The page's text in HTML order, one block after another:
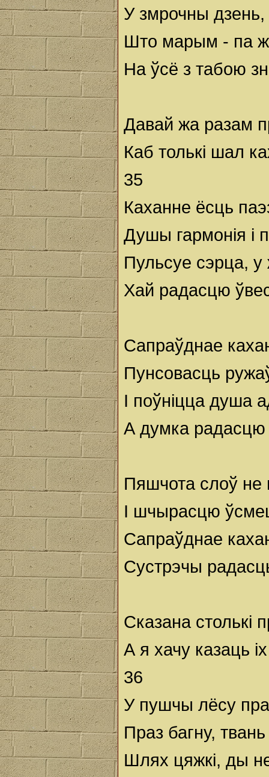
У змрочны
Што марым - па
На ўсё з табою
Давай жа разам
Каб толькі шал
35
Каханне ёсць
Душы гармонія і
Пульсуе сэрца,
Хай радасцю
Сапраўднае
Пунсовасць
І поўніцца душа
А думка радасцю
Пяшчота слоў
І шчырасцю
Сапраўднае
Сустрэчы
Сказана столькі
А я хачу казаць
36
У пушчы лёсу
Праз багну,
Шлях цяжкі, ды